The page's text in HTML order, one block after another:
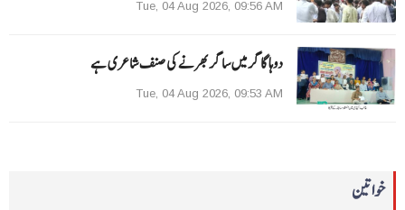
Tue, 04 Aug 2026, 09:56 AM
دوہا گاگر میں ساگر بھرنے کی صنف شاعری ہے
Tue, 04 Aug 2026, 09:53 AM
خواتین